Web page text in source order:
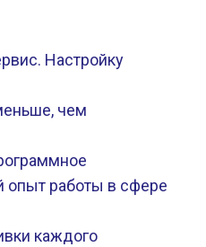
Настройку
чем
опыт работы в сфере
каждого